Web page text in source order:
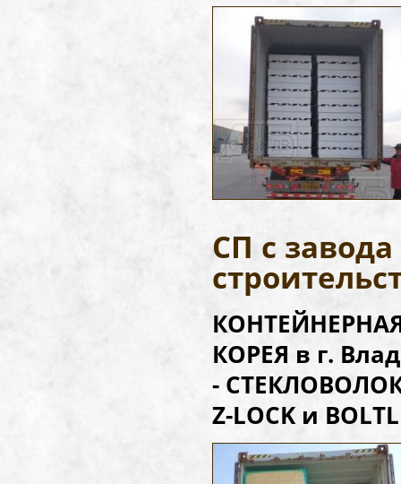
СП с
КОРЕЯ в г.
-
Z-LOCK и